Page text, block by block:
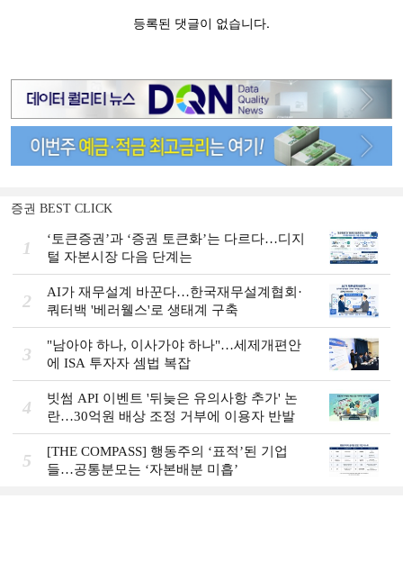
증권 BEST CLICK
1
‘토큰증권’과 ‘증권 토큰화’는 다르다…디지
털 자본시장 다음 단계는
2
AI가 재무설계 바꾼다…한국재무설계협회·
쿼터백 '베러웰스'로 생태계 구축
3
"남아야 하나, 이사가야 하나"…세제개편안
에 ISA 투자자 셈법 복잡
4
빗썸 API 이벤트 '뒤늦은 유의사항 추가' 논
란…30억원 배상 조정 거부에 이용자 반발
5
[THE COMPASS] 행동주의 ‘표적’된 기업
들…공통분모는 ‘자본배분 미흡’